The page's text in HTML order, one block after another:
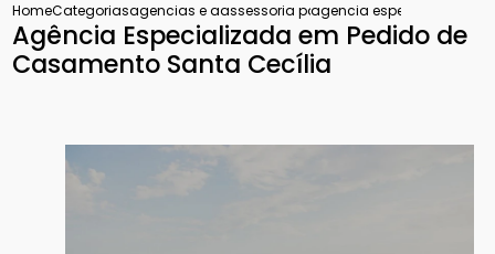
HomeCategoriasagencias e assessoria para pedido de casamento
assessoria para pedido de casamento
agencia especializada
Agência Especializada em Pedido de
Casamento Santa Cecília